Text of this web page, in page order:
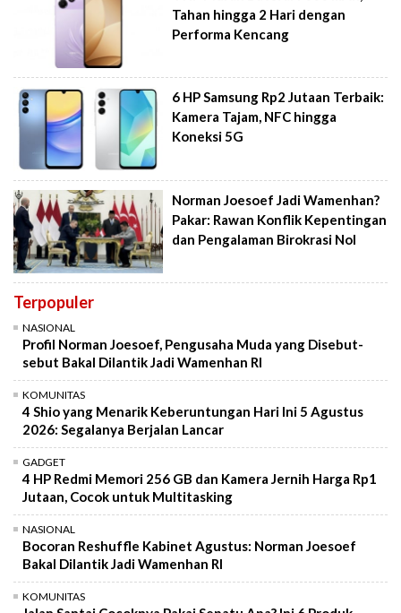
Tahan hingga 2 Hari dengan
Performa Kencang
6 HP Samsung Rp2 Jutaan Terbaik:
Kamera Tajam, NFC hingga
Koneksi 5G
Norman Joesoef Jadi Wamenhan?
Pakar: Rawan Konflik Kepentingan
dan Pengalaman Birokrasi Nol
Terpopuler
NASIONAL
Profil Norman Joesoef, Pengusaha Muda yang Disebut-
sebut Bakal Dilantik Jadi Wamenhan RI
KOMUNITAS
4 Shio yang Menarik Keberuntungan Hari Ini 5 Agustus
2026: Segalanya Berjalan Lancar
GADGET
4 HP Redmi Memori 256 GB dan Kamera Jernih Harga Rp1
Jutaan, Cocok untuk Multitasking
NASIONAL
Bocoran Reshuffle Kabinet Agustus: Norman Joesoef
Bakal Dilantik Jadi Wamenhan RI
KOMUNITAS